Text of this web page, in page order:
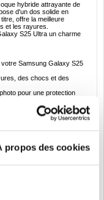
propos des cookies
hybride attrayante de
d'un dos solide en
offre la meilleure
et les rayures.
S25 Ultra un charme
Samsung Galaxy S25
des chocs et des
pour une protection
votre Samsung Galaxy
moulées pour un accès